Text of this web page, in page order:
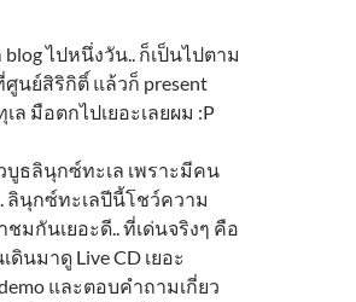
ไปหนึ่งวัน.. ก็เป็นไปตาม
นย์สิริกิติ์ แล้วก็ present
ล มือตกไปเยอะเลยผม :P
บูธลินุกซ์ทะเล เพราะมีคน
ลินุกซ์ทะเลปีนี้โชว์ความ
มกันเยอะดี.. ที่เด่นจริงๆ คือ
นมาดู Live CD เยอะ
และตอบคำถามเกี่ยว